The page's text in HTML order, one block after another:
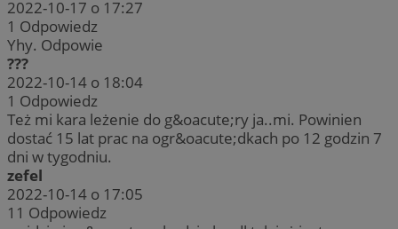
2022-10-17 o 17:27
1 Odpowiedz
Yhy. Odpowie
???
2022-10-14 o 18:04
1 Odpowiedz
Też mi kara leżenie do g&oacute;ry ja..mi. Powinien
dostać 15 lat prac na ogr&oacute;dkach po 12 godzin 7
dni w tygodniu.
zefel
2022-10-14 o 17:05
11 Odpowiedz